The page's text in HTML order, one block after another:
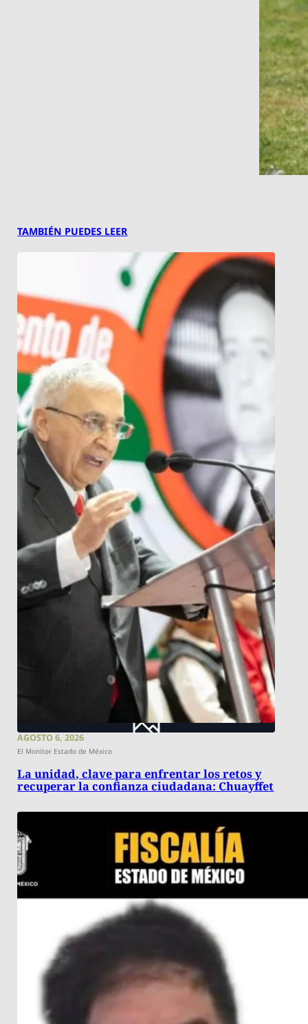
TAMBIÉN PUEDES LEER
AGOSTO 6, 2026
El Monitor Estado de México
La unidad, clave para enfrentar los retos y
recuperar la confianza ciudadana: Chuayffet